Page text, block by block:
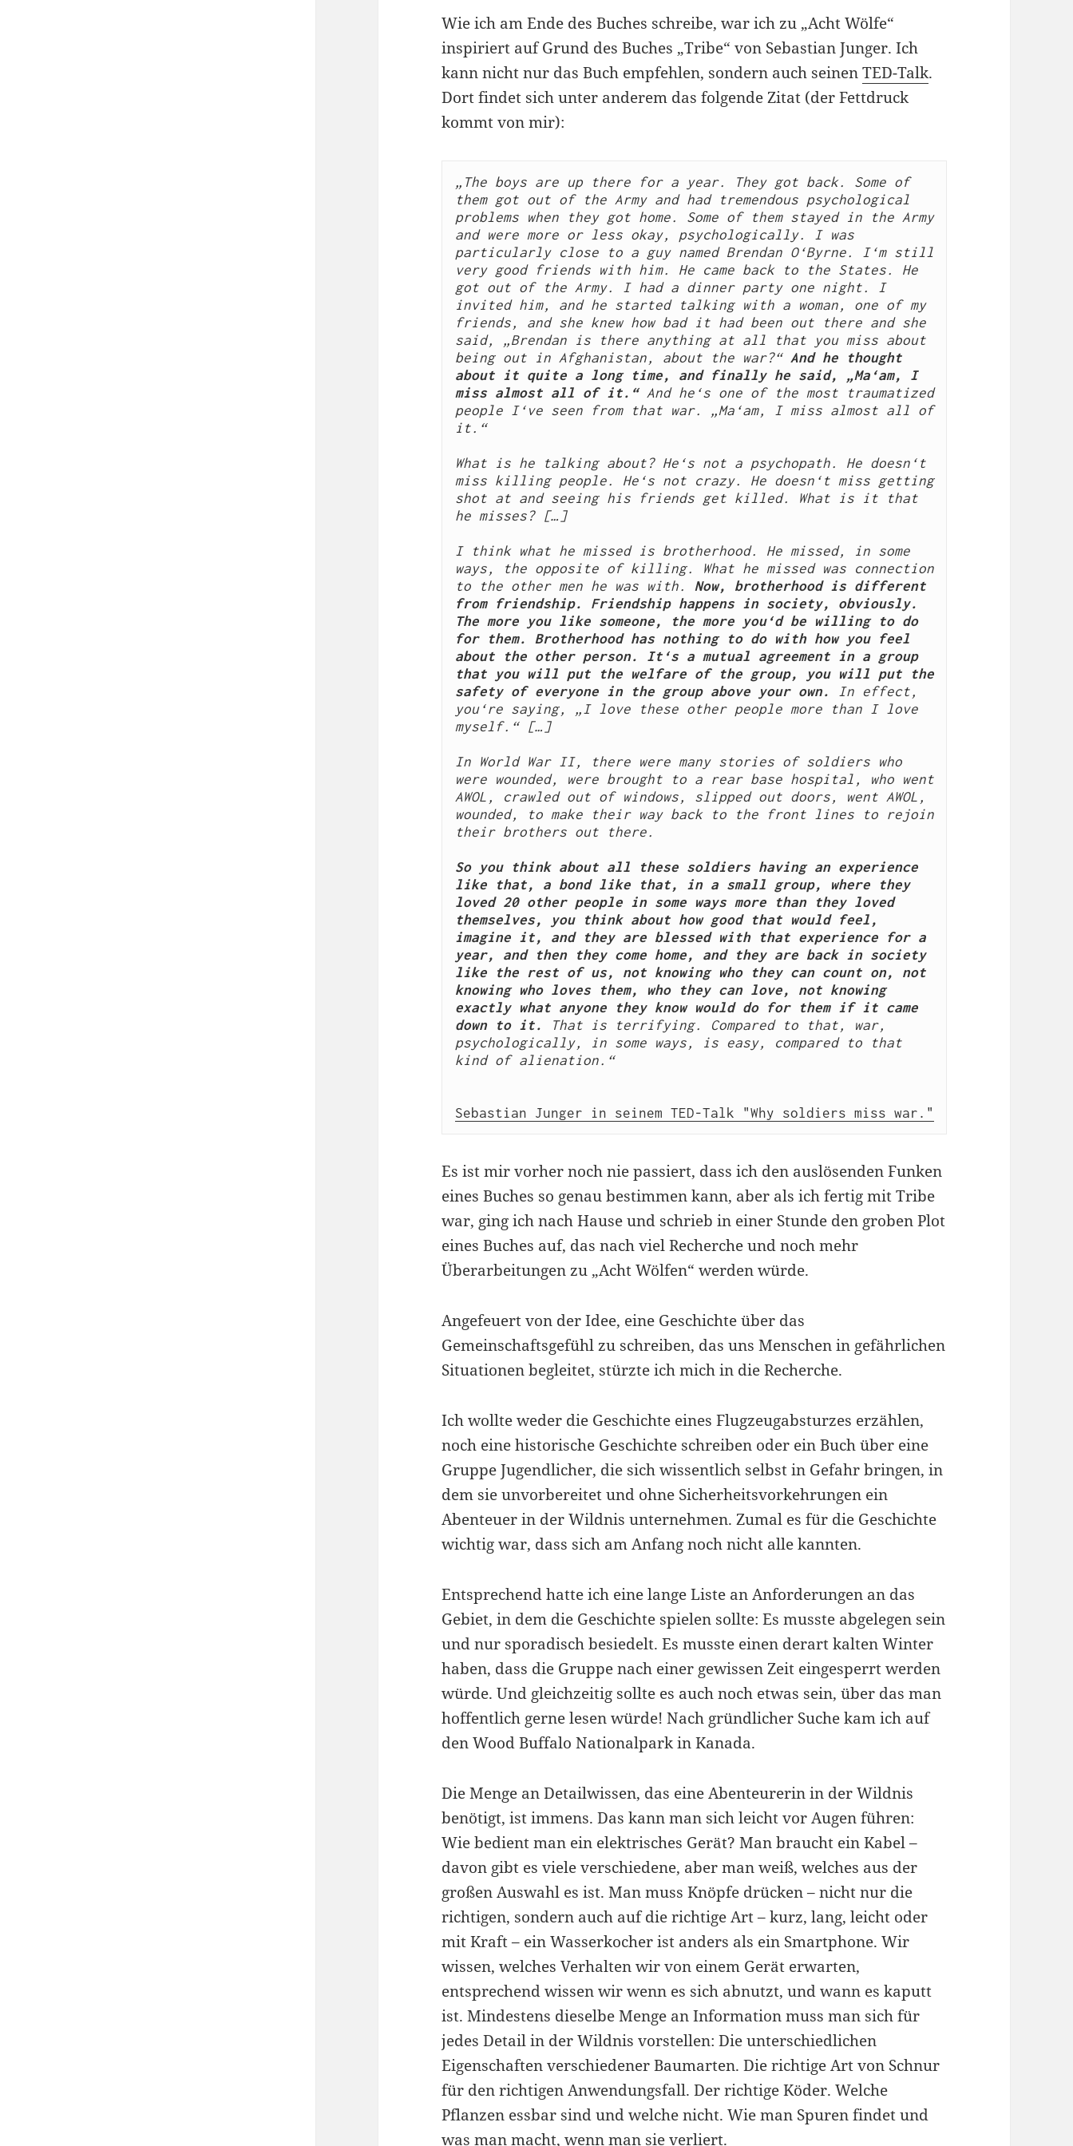
Wie ich am Ende des Buches schreibe, war ich zu „Acht Wölfe“
inspiriert auf Grund des Buches „Tribe“ von Sebastian Junger. Ich
kann nicht nur das Buch empfehlen, sondern auch seinenTED-Talk.
Dort findet sich unter anderem das folgende Zitat (der Fettdruck
kommt von mir):
„The boys are up there for a year. They got back. Some of
them got out of the Army and had tremendous psychological
problems when they got home. Some of them stayed in the Army
and were more or less okay, psychologically. I was
particularly close to a guy named Brendan O‘Byrne. I‘m still
very good friends with him. He came back to the States. He
got out of the Army. I had a dinner party one night. I
invited him, and he started talking with a woman, one of my
friends, and she knew how bad it had been out there and she
said, „Brendan is there anything at all that you miss about
being out in Afghanistan, about the war?“ And he thought
about it quite a long time, and finally he said, „Ma‘am, I
miss almost all of it.“ And he‘s one of the most traumatized
people I‘ve seen from that war. „Ma‘am, I miss almost all of
it.“
What is he talking about? He‘s not a psychopath. He doesn‘t
miss killing people. He‘s not crazy. He doesn‘t miss getting
shot at and seeing his friends get killed. What is it that
he misses? […]
I think what he missed is brotherhood. He missed, in some
ways, the opposite of killing. What he missed was connection
to the other men he was with. Now, brotherhood is different
from friendship. Friendship happens in society, obviously.
The more you like someone, the more you‘d be willing to do
for them. Brotherhood has nothing to do with how you feel
about the other person. It‘s a mutual agreement in a group
that you will put the welfare of the group, you will put the
safety of everyone in the group above your own.
In effect,
you‘re saying, „I love these other people more than I love
myself.“ […]
In World War II, there were many stories of soldiers who
were wounded, were brought to a rear base hospital, who went
AWOL, crawled out of windows, slipped out doors, went AWOL,
wounded, to make their way back to the front lines to rejoin
their brothers out there.
So you think about all these soldiers having an experience
like that, a bond like that, in a small group, where they
loved 20 other people in some ways more than they loved
themselves, you think about how good that would feel,
imagine it, and they are blessed with that experience for a
year, and then they come home, and they are back in society
like the rest of us, not knowing who they can count on, not
knowing who loves them, who they can love, not knowing
exactly what anyone they know would do for them if it came
down to it.
That is terrifying. Compared to that, war,
psychologically, in some ways, is easy, compared to that
kind of alienation.“
Sebastian Junger in seinem TED-Talk "Why soldiers miss war."
Es ist mir vorher noch nie passiert, dass ich den auslösenden Funken
eines Buches so genau bestimmen kann, aber als ich fertig mit Tribe
war, ging ich nach Hause und schrieb in einer Stunde den groben Plot
eines Buches auf, das nach viel Recherche und noch mehr
Überarbeitungen zu „Acht Wölfen“ werden würde.
Angefeuert von der Idee, eine Geschichte über das
Gemeinschaftsgefühl zu schreiben, das uns Menschen in gefährlichen
Situationen begleitet, stürzte ich mich in die Recherche.
Ich wollte weder die Geschichte eines Flugzeugabsturzes erzählen,
noch eine historische Geschichte schreiben oder ein Buch über eine
Gruppe Jugendlicher, die sich wissentlich selbst in Gefahr bringen, in
dem sie unvorbereitet und ohne Sicherheitsvorkehrungen ein
Abenteuer in der Wildnis unternehmen. Zumal es für die Geschichte
wichtig war, dass sich am Anfang noch nicht alle kannten.
Entsprechend hatte ich eine lange Liste an Anforderungen an das
Gebiet, in dem die Geschichte spielen sollte: Es musste abgelegen sein
und nur sporadisch besiedelt. Es musste einen derart kalten Winter
haben, dass die Gruppe nach einer gewissen Zeit eingesperrt werden
würde. Und gleichzeitig sollte es auch noch etwas sein, über das man
hoffentlich gerne lesen würde! Nach gründlicher Suche kam ich auf
den Wood Buffalo Nationalpark in Kanada.
Die Menge an Detailwissen, das eine Abenteurerin in der Wildnis
benötigt, ist immens. Das kann man sich leicht vor Augen führen:
Wie bedient man ein elektrisches Gerät? Man braucht ein Kabel –
davon gibt es viele verschiedene, aber man weiß, welches aus der
großen Auswahl es ist. Man muss Knöpfe drücken – nicht nur die
richtigen, sondern auch auf die richtige Art – kurz, lang, leicht oder
mit Kraft – ein Wasserkocher ist anders als ein Smartphone. Wir
wissen, welches Verhalten wir von einem Gerät erwarten,
entsprechend wissen wir wenn es sich abnutzt, und wann es kaputt
ist. Mindestens dieselbe Menge an Information muss man sich für
jedes Detail in der Wildnis vorstellen: Die unterschiedlichen
Eigenschaften verschiedener Baumarten. Die richtige Art von Schnur
für den richtigen Anwendungsfall. Der richtige Köder. Welche
Pflanzen essbar sind und welche nicht. Wie man Spuren findet und
was man macht, wenn man sie verliert.